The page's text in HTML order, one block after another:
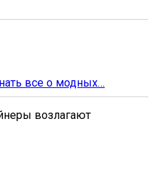
все о модных…
возлагают